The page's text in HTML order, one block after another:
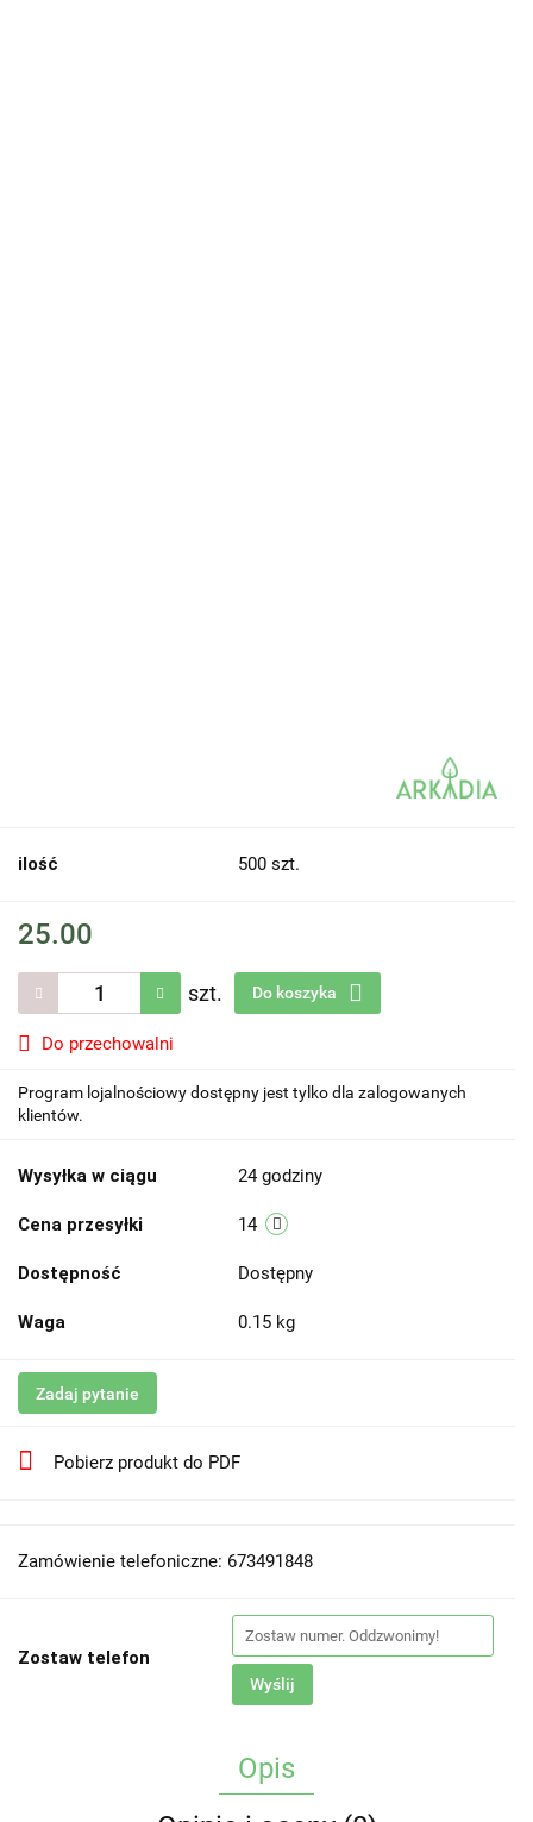
ilość 500 szt.
25.00
szt. Do koszyka
Do przechowalni
Program lojalnościowy dostępny jest tylko dla zalogowanych
klientów.
Wysyłka w ciągu 24 godziny
Cena przesyłki 14
Dostępność Dostępny
Waga 0.15 kg
Zadaj pytanie
Pobierz produkt do PDF
Zamówienie telefoniczne: 673491848
Zostaw telefon
Wyślij
Opis